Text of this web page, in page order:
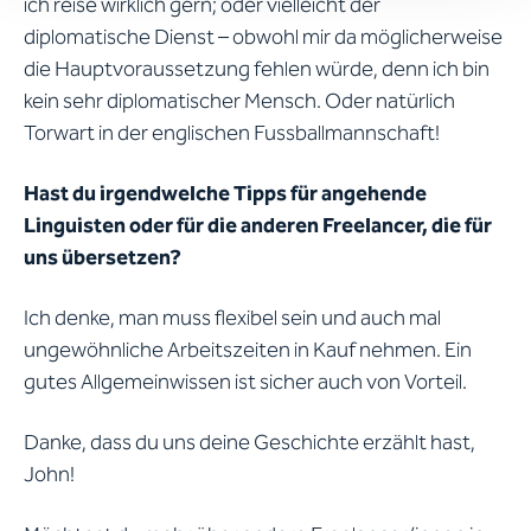
diplomatische Dienst – obwohl mir da möglicherweise
die Hauptvoraussetzung fehlen würde, denn ich bin
kein sehr diplomatischer Mensch. Oder natürlich
Torwart in der englischen Fussballmannschaft!
Hast du irgendwelche Tipps für angehende
Linguisten oder für die anderen Freelancer, die für
uns übersetzen?
Ich denke, man muss flexibel sein und auch mal
ungewöhnliche Arbeitszeiten in Kauf nehmen. Ein
gutes Allgemeinwissen ist sicher auch von Vorteil.
Danke, dass du uns deine Geschichte erzählt hast,
John!